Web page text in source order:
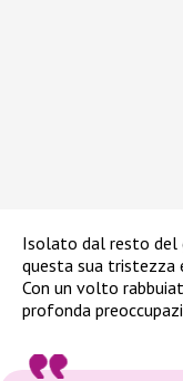
Isolato dal resto del
questa sua tristezza
Con un volto
profonda